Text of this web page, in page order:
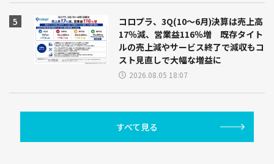
コロプラ、3Q(10～6月)決算は売上高
17％減、営業益116％増 既存タイト
ルの売上減やサービス終了で減収もコ
スト見直しで大幅な増益に
2026.08.05 18:07
すべて見る